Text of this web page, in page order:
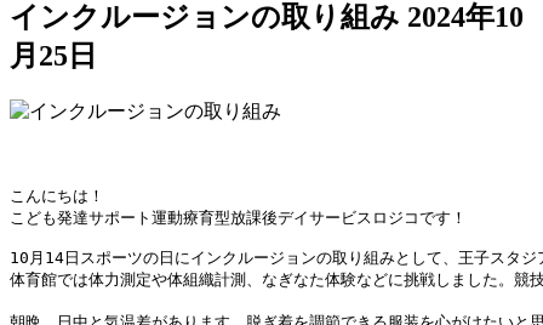
インクルージョンの取り組み 2024年10
月25日
こんにちは！
こども発達サポート運動療育型放課後デイサービスロジコです！
10月14日スポーツの日にインクルージョンの取り組みとして、王子スタ
体育館では体力測定や体組織計測、なぎなた体験などに挑戦しました。